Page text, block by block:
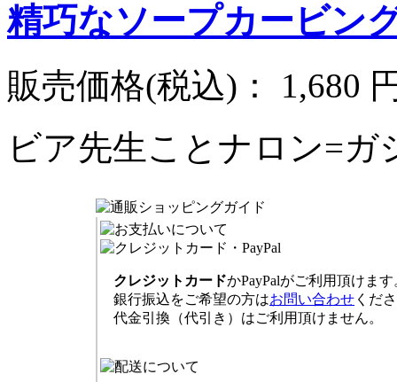
精巧なソープカービン
販売価格(税込)： 1,680
ビア先生ことナロン=
クレジットカードかPayPalがご利用頂けます
銀行振込をご希望の方はお問い合わせ くだ
代金引換（代引き）はご利用頂けません。